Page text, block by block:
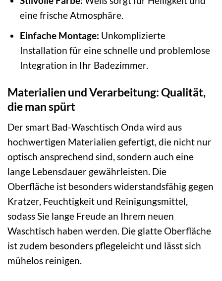
eine frische Atmosphäre.
Einfache Montage: Unkomplizierte
Installation für eine schnelle und problemlose
Integration in Ihr Badezimmer.
Materialien und Verarbeitung: Qualität,
die man spürt
Der smart Bad-Waschtisch Onda wird aus
hochwertigen Materialien gefertigt, die nicht nur
optisch ansprechend sind, sondern auch eine
lange Lebensdauer gewährleisten. Die
Oberfläche ist besonders widerstandsfähig gegen
Kratzer, Feuchtigkeit und Reinigungsmittel,
sodass Sie lange Freude an Ihrem neuen
Waschtisch haben werden. Die glatte Oberfläche
ist zudem besonders pflegeleicht und lässt sich
mühelos reinigen.